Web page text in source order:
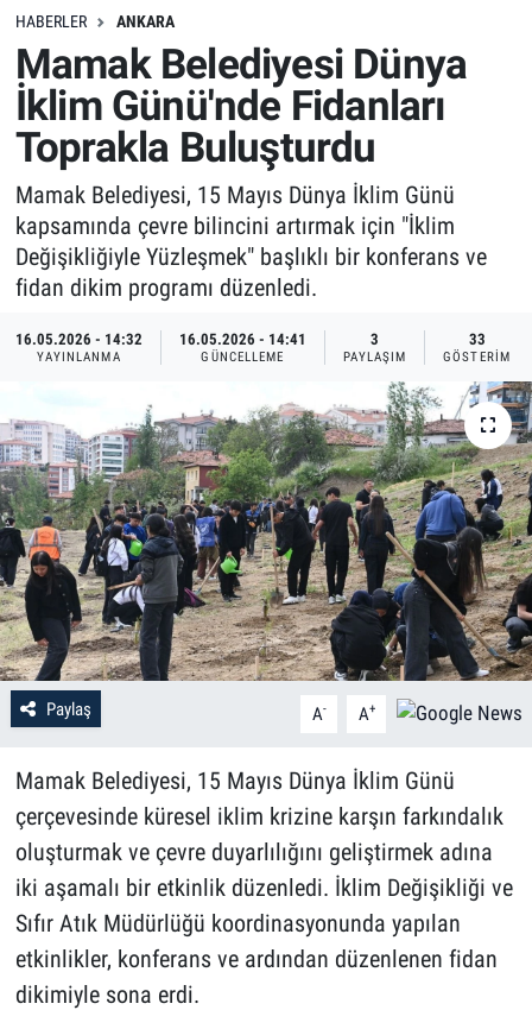
HABERLER ANKARA
Mamak Belediyesi Dünya
İklim Günü'nde Fidanları
Toprakla Buluşturdu
Mamak Belediyesi, 15 Mayıs Dünya İklim Günü
kapsamında çevre bilincini artırmak için "İklim
Değişikliğiyle Yüzleşmek" başlıklı bir konferans ve
fidan dikim programı düzenledi.
16.05.2026 - 14:32
YAYINLANMA
16.05.2026 - 14:41
GÜNCELLEME
3
PAYLAŞIM
33
GÖSTERIM
Paylaş A- A+
Mamak Belediyesi, 15 Mayıs Dünya İklim Günü
çerçevesinde küresel iklim krizine karşın farkındalık
oluşturmak ve çevre duyarlılığını geliştirmek adına
iki aşamalı bir etkinlik düzenledi. İklim Değişikliği ve
Sıfır Atık Müdürlüğü koordinasyonunda yapılan
etkinlikler, konferans ve ardından düzenlenen fidan
dikimiyle sona erdi.